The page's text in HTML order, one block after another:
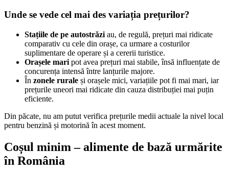
Unde se vede cel mai des variația prețurilor?
Stațiile de pe autostrăzi au, de regulă, prețuri mai ridicate
comparativ cu cele din orașe, ca urmare a costurilor
suplimentare de operare și a cererii turistice.
Orașele mari pot avea prețuri mai stabile, însă influențate de
concurența intensă între lanțurile majore.
În zonele rurale și orașele mici, variațiile pot fi mai mari, iar
prețurile uneori mai ridicate din cauza distribuției mai puțin
eficiente.
Din păcate, nu am putut verifica prețurile medii actuale la nivel local
pentru benzină și motorină în acest moment.
Coșul minim – alimente de bază urmărite
în România